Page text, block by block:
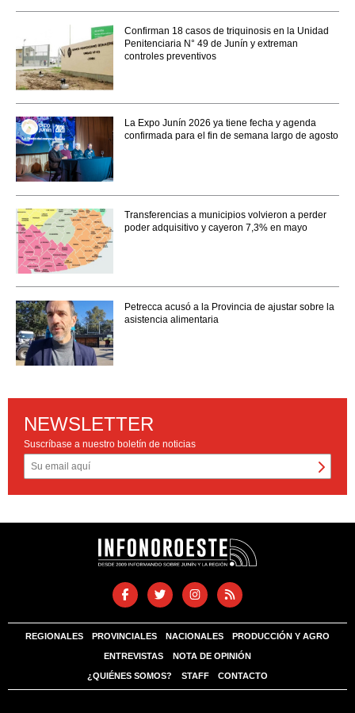
Confirman 18 casos de triquinosis en la Unidad
Penitenciaria N° 49 de Junín y extreman
controles preventivos
La Expo Junín 2026 ya tiene fecha y agenda
confirmada para el fin de semana largo de agosto
Transferencias a municipios volvieron a perder
poder adquisitivo y cayeron 7,3% en mayo
Petrecca acusó a la Provincia de ajustar sobre la
asistencia alimentaria
NEWSLETTER
Suscríbase a nuestro boletín de noticias
REGIONALES PROVINCIALES NACIONALES PRODUCCIÓN Y AGRO
ENTREVISTAS NOTA DE OPINIÓN
¿QUIÉNES SOMOS? STAFF CONTACTO